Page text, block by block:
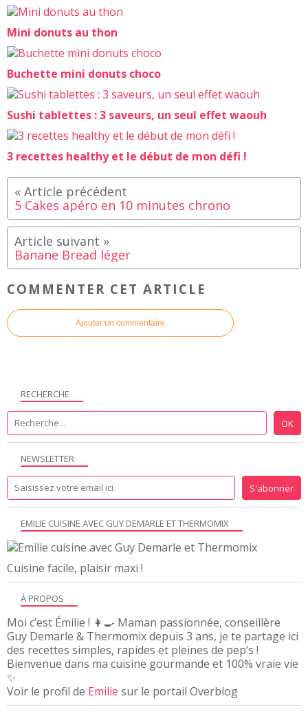
Mini donuts au thon
Buchette mini donuts choco
Sushi tablettes : 3 saveurs, un seul effet waouh
3 recettes healthy et le début de mon défi !
5 Cakes apéro en 10 minutes chrono
Banane Bread léger
COMMENTER CET ARTICLE
Ajouter un commentaire
NEWSLETTER
RECHERCHE
EMILIE CUISINE AVEC GUY DEMARLE ET THERMOMIX
Cuisine facile, plaisir maxi !
À PROPOS
Moi c’est Émilie ! 👩‍🍳 Maman passionnée, conseillère
Guy Demarle & Thermomix depuis 3 ans, je te partage ici
des recettes simples, rapides et pleines de pep’s !
Bienvenue dans ma cuisine gourmande et 100% vraie vie
✨
Voir le profil de Emilie sur le portail Overblog